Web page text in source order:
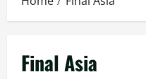
Final Asia